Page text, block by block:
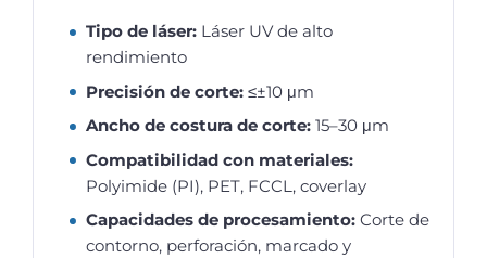
Tipo de láser: Láser UV de alto
rendimiento
Precisión de corte: ≤±10 μm
Ancho de costura de corte: 15–30 μm
Compatibilidad con materiales:
Polyimide (PI), PET, FCCL, coverlay
Capacidades de procesamiento: Corte de
contorno, perforación, marcado y